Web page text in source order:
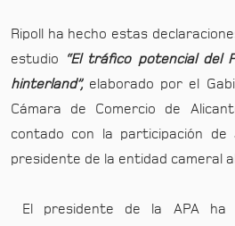
Ripoll ha hecho estas
estudio
“El tráfico potencial del
hinterland”, elaborado por el
Cámara de Comercio de
contado con la participación de
presidente de la entidad cameral
El presidente de la APA ha